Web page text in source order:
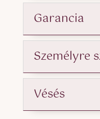
Garancia
Személyre
Vésés